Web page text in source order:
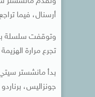
أرسنال، فيما تراجع
تجرع مرارة الهزيمة في
بدأ مانشستر
جونزاليس،